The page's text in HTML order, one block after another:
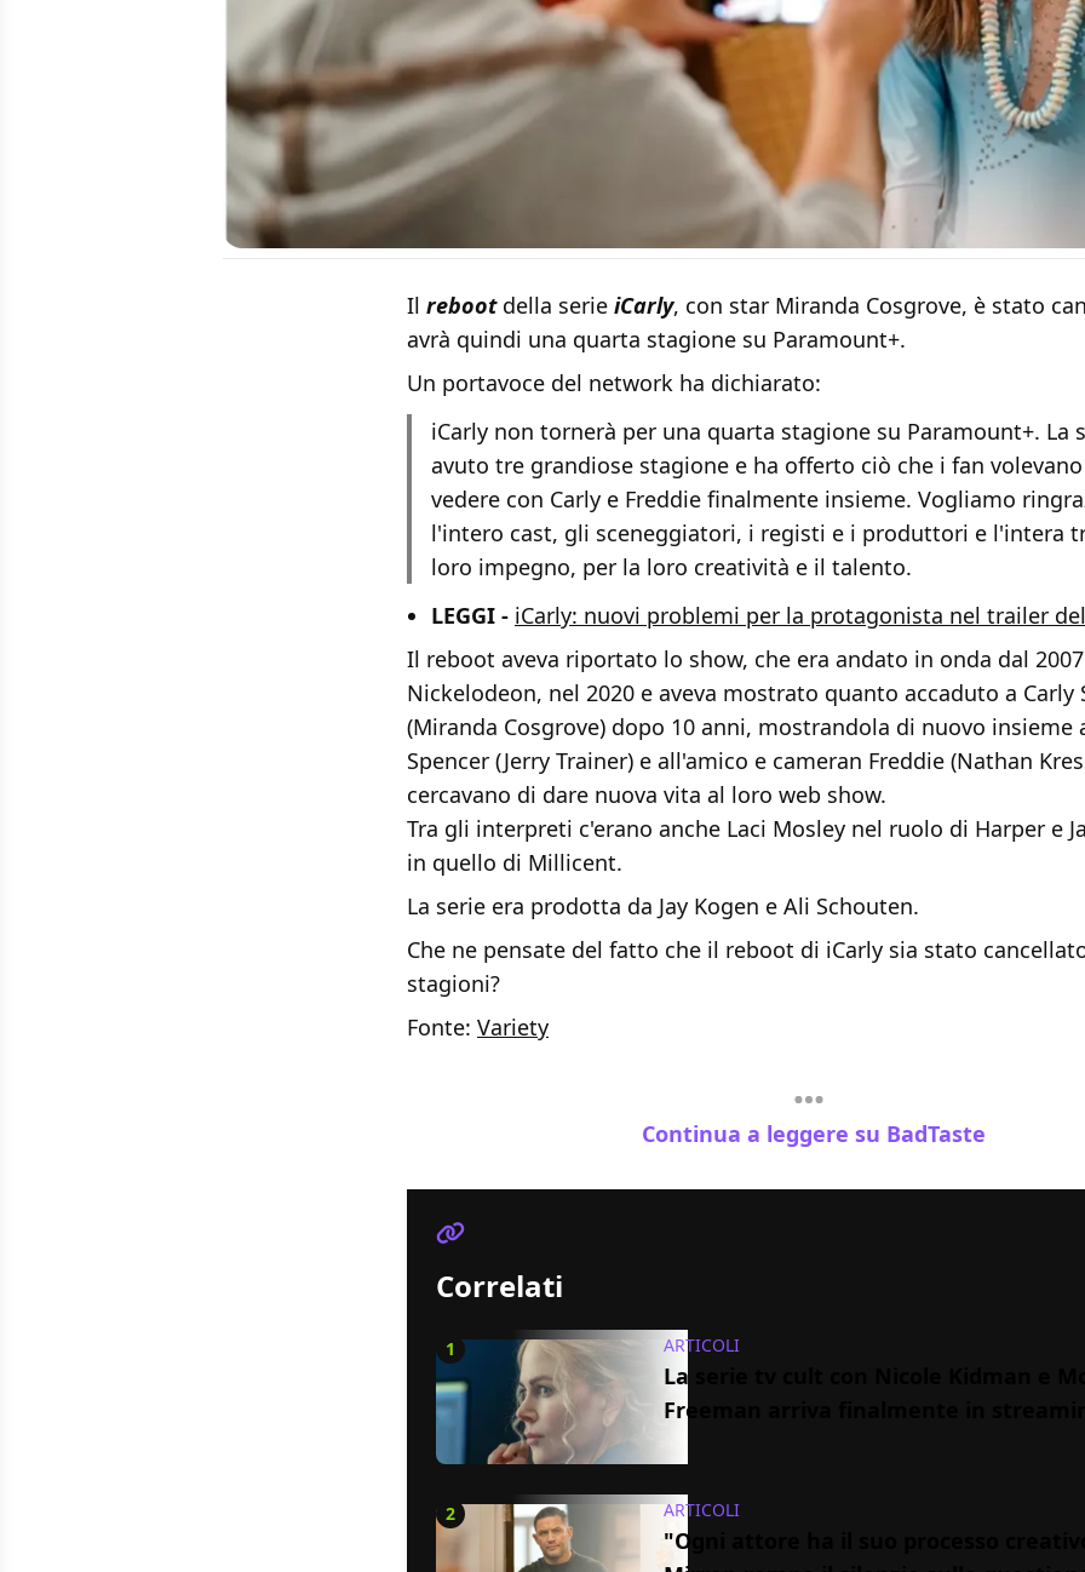
Il rebootdella serie iCarly, con star Miranda Cosgrove, è stato
avrà quindi una quarta stagione su Paramount+.
Un portavoce del network ha dichiarato:
iCarly non tornerà per una quarta stagione su Paramount+. La
avuto tre grandiose stagione e ha offerto ciò che i fan
vedere con Carly e Freddie finalmente insieme. Vogliamo
l'intero cast, gli sceneggiatori, i registi e i produttori e l'intera
loro impegno, per la loro creatività e il talento.
LEGGI - iCarly: nuovi problemi per la protagonista nel trailer
Il reboot aveva riportato lo show, che era andato in onda dal
Nickelodeon, nel 2020 e aveva mostrato quanto accaduto a Carly
(Miranda Cosgrove) dopo 10 anni, mostrandola di nuovo insieme
Spencer (Jerry Trainer) e all'amico e cameran Freddie (Nathan
cercavano di dare nuova vita al loro web show.
Tra gli interpreti c'erano anche Laci Mosley nel ruolo di Harper e
in quello di Millicent.
La serie era prodotta da Jay Kogen e Ali Schouten.
Che ne pensate del fatto che il reboot di iCarly sia stato
stagioni?
Fonte: Variety
Continua a leggere su BadTaste
Correlati
1 ARTICOLI
La serie tv cult con Nicole Kidman e
Freeman arriva finalmente in
2 ARTICOLI
"Ogni attore ha il suo processo